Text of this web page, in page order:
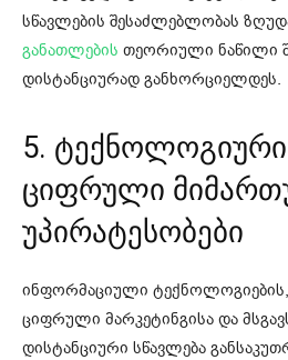
სწავლების შესაძლებლობას
განათლების თეორიული ნაწილი
დისტანციურად განხორციელდეს.
5.
ციფრული
უპირატესობები
ინფორმაციული
ციფრული მარკეტინგისა და
დისტანციური სწავლება